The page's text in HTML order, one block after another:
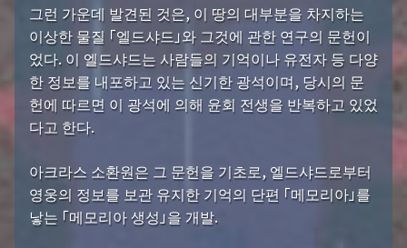
그런 가운데 발견된 것은, 이 땅의 대부분을 차지하는
이상한 물질 「엘드샤드」와 그것에 관한 연구의 문헌이
었다. 이 엘드샤드는 사람들의 기억이나 유전자 등 다양
한 정보를 내포하고 있는 신기한 광석이며, 당시의 문
헌에 따르면 이 광석에 의해 윤회 전생을 반복하고 있었
다고 한다.
아크라스 소환원은 그 문헌을 기초로, 엘드샤드로부터
영웅의 정보를 보관 유지한 기억의 단편 「메모리아」를
낳는 「메모리아 생성」을 개발.